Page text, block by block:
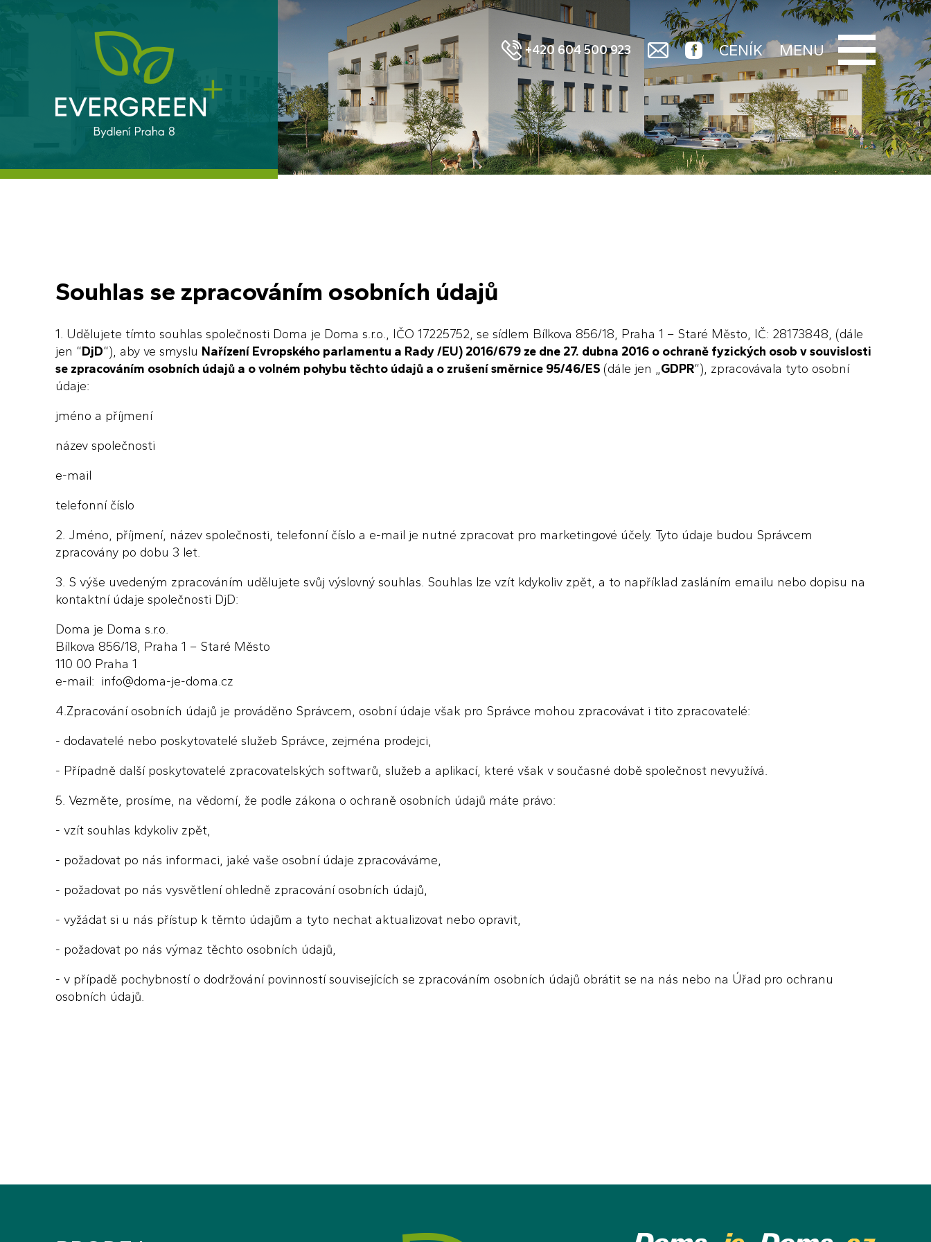
+420 604 500 923 CENÍK MENU
O projektu
Standardy
Galerie
Souhlas se zpracováním osobních údajů
1. Udělujete tímto souhlas společnosti Doma je Doma s.r.o., IČO 17225752, se sídlem Bílkova 856/18, Praha 1 – Staré Město, IČ: 28173848, (dále
jen “DjD“), aby ve smyslu Nařízení Evropského parlamentu a Rady /EU) 2016/679 ze dne 27. dubna 2016 o ochraně fyzických osob v souvislosti
se zpracováním osobních údajů a o volném pohybu těchto údajů a o zrušení směrnice 95/46/ES (dále jen „GDPR“), zpracovávala tyto osobní
údaje:
jméno a příjmení
název společnosti
e-mail
telefonní číslo
2. Jméno, příjmení, název společnosti, telefonní číslo a e-mail je nutné zpracovat pro marketingové účely. Tyto údaje budou Správcem
zpracovány po dobu 3 let.
3. S výše uvedeným zpracováním udělujete svůj výslovný souhlas. Souhlas lze vzít kdykoliv zpět, a to například zasláním emailu nebo dopisu na
kontaktní údaje společnosti DjD:
Doma je Doma s.r.o.
Bílkova 856/18, Praha 1 – Staré Město
110 00 Praha 1
e-mail: info@doma-je-doma.cz
4.Zpracování osobních údajů je prováděno Správcem, osobní údaje však pro Správce mohou zpracovávat i tito zpracovatelé:
- dodavatelé nebo poskytovatelé služeb Správce, zejména prodejci,
- Případně další poskytovatelé zpracovatelských softwarů, služeb a aplikací, které však v současné době společnost nevyužívá.
5. Vezměte, prosíme, na vědomí, že podle zákona o ochraně osobních údajů máte právo:
- vzít souhlas kdykoliv zpět,
- požadovat po nás informaci, jaké vaše osobní údaje zpracováváme,
- požadovat po nás vysvětlení ohledně zpracování osobních údajů,
- vyžádat si u nás přístup k těmto údajům a tyto nechat aktualizovat nebo opravit,
- požadovat po nás výmaz těchto osobních údajů,
- v případě pochybností o dodržování povinností souvisejících se zpracováním osobních údajů obrátit se na nás nebo na Úřad pro ochranu
osobních údajů.